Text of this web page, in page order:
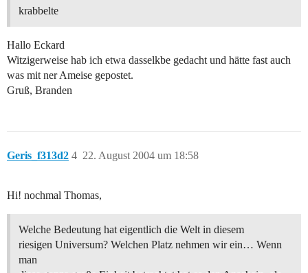
krabbelte
Hallo Eckard
Witzigerweise hab ich etwa dasselkbe gedacht und hätte fast auch
was mit ner Ameise gepostet.
Gruß, Branden
Geris_f313d2 22. August 2004 um 18:58
4
Hi! nochmal Thomas,
Welche Bedeutung hat eigentlich die Welt in diesem
riesigen Universum? Welchen Platz nehmen wir ein… Wenn
man